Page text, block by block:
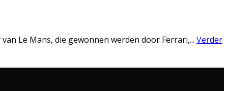
Le Mans, die gewonnen werden door Ferrari,... Verder